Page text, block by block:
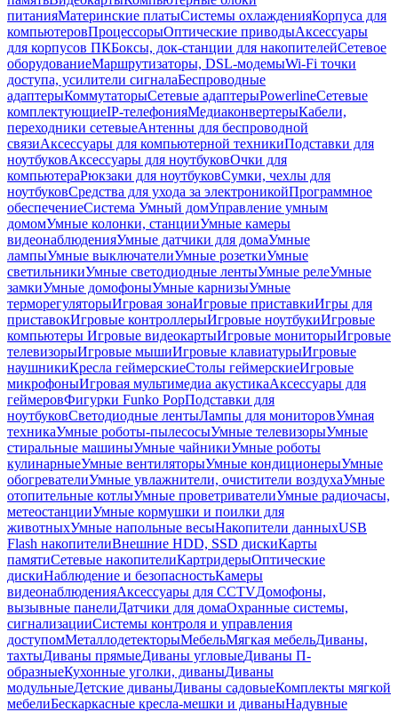
питанияМатеринские платыСистемы охлажденияКорпуса для
компьютеровПроцессорыОптические приводыАксессуары
для корпусов ПКБоксы, док-станции для накопителейСетевое
оборудованиеМаршрутизаторы, DSL-модемыWi-Fi точки
доступа, усилители сигналаБеспроводные
адаптерыКоммутаторыСетевые адаптерыPowerlineСетевые
комплектующиеIP-телефонияМедиаконвертерыКабели,
переходники сетевыеАнтенны для беспроводной
связиАксессуары для компьютерной техникиПодставки для
ноутбуковАксессуары для ноутбуковОчки для
компьютераРюкзаки для ноутбуковСумки, чехлы для
ноутбуковСредства для ухода за электроникойПрограммное
обеспечениеСистема Умный домУправление умным
домомУмные колонки, станцииУмные камеры
видеонаблюденияУмные датчики для домаУмные
лампыУмные выключателиУмные розеткиУмные
светильникиУмные светодиодные лентыУмные релеУмные
замкиУмные домофоныУмные карнизыУмные
терморегуляторыИгровая зонаИгровые приставкиИгры для
приставокИгровые контроллерыИгровые ноутбукиИгровые
компьютеры Игровые видеокартыИгровые мониторыИгровые
телевизорыИгровые мышиИгровые клавиатурыИгровые
наушникиКресла геймерскиеСтолы геймерскиеИгровые
микрофоныИгровая мультимедиа акустикаАксессуары для
геймеровФигурки Funko PopПодставки для
ноутбуковСветодиодные лентыЛампы для мониторовУмная
техникаУмные роботы-пылесосыУмные телевизорыУмные
стиральные машиныУмные чайникиУмные роботы
кулинарныеУмные вентиляторыУмные кондиционерыУмные
обогревателиУмные увлажнители, очистители воздухаУмные
отопительные котлыУмные проветривателиУмные радиочасы,
метеостанцииУмные кормушки и поилки для
животныхУмные напольные весыНакопители данныхUSB
Flash накопителиВнешние HDD, SSD дискиКарты
памятиСетевые накопителиКартридерыОптические
дискиНаблюдение и безопасностьКамеры
видеонаблюденияАксессуары для CCTVДомофоны,
вызывные панелиДатчики для домаОхранные системы,
сигнализацииСистемы контроля и управления
доступомМеталлодетекторыМебельМягкая мебельДиваны,
тахтыДиваны прямыеДиваны угловыеДиваны П-
образныеКухонные уголки, диваныДиваны
модульныеДетские диваныДиваны садовыеКомплекты мягкой
мебелиБескаркасные кресла-мешки и диваныНадувные